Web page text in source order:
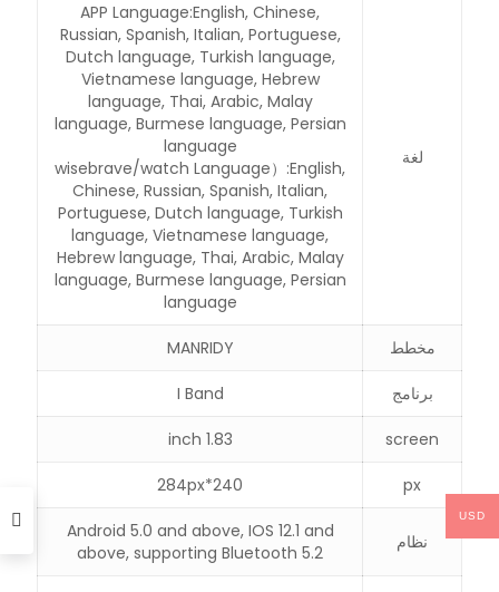
لغة
APP Language:English, Chinese,
Russian, Spanish, Italian, Portuguese,
Dutch language, Turkish language,
Vietnamese language, Hebrew
language, Thai, Arabic, Malay
language, Burmese language, Persian
language
wisebrave/watch Language）:English,
Chinese, Russian, Spanish, Italian,
Portuguese, Dutch language, Turkish
language, Vietnamese language,
Hebrew language, Thai, Arabic, Malay
language, Burmese language, Persian
language
مخطط MANRIDY
برنامج I Band
screen
1.83 inch
px
240*284px
نظام
Android 5.0 and above, IOS 12.1 and
above, supporting Bluetooth 5.2
USD